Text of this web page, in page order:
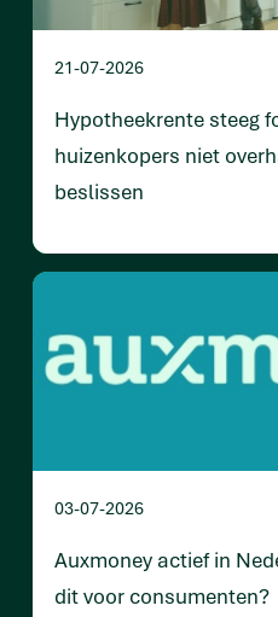
21-07-2026
Hypotheekrente steeg
huizenkopers niet
beslissen
03-07-2026
Auxmoney actief in
dit voor consumenten?